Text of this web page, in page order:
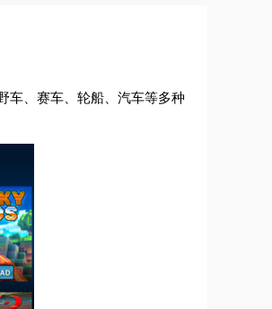
车、赛车、轮船、汽车等多种